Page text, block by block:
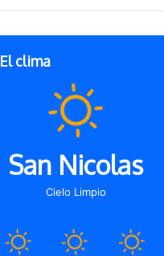
El clima
San Nicolas
Cielo Limpio